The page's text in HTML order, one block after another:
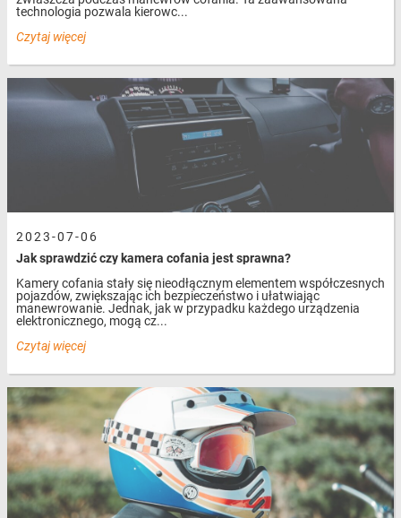
technologia pozwala kierowc...
Czytaj więcej
2023-07-06
Jak sprawdzić czy kamera cofania jest sprawna?
Kamery cofania stały się nieodłącznym elementem współczesnych
pojazdów, zwiększając ich bezpieczeństwo i ułatwiając
manewrowanie. Jednak, jak w przypadku każdego urządzenia
elektronicznego, mogą cz...
Czytaj więcej